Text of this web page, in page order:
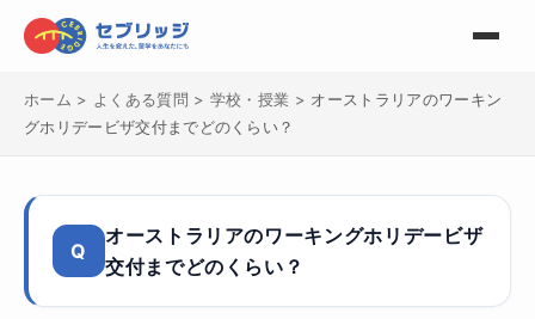
ホーム > よくある質問 > 学校・授業 > オーストラリアのワーキン
グホリデービザ交付までどのくらい？
Q
オーストラリアのワーキングホリデービザ
交付までどのくらい？